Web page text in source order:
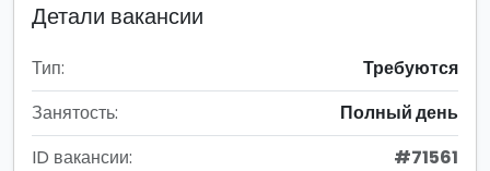
Детали вакансии
Тип:
Требуются
Занятость:
Полный день
ID вакансии:
#71561